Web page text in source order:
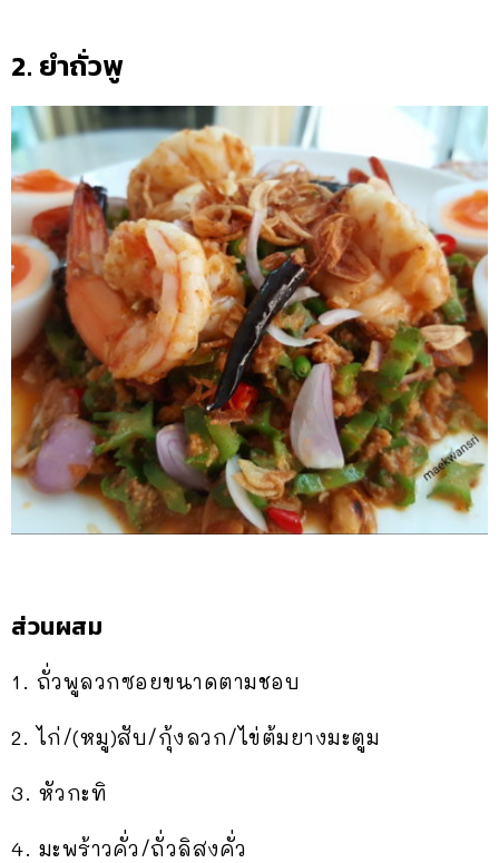
2. ยำถั่วพู
ส่วนผสม
1. ถั่วพูลวกซอยขนาดตามชอบ
2. ไก่/(หมู)สับ/กุ้งลวก/ไข่ต้มยางมะตูม
3. หัวกะทิ
4. มะพร้าวคั่ว/ถั่วลิสงคั่ว